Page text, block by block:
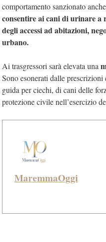
comportamento sanzionato
consentire ai cani di urinare a
degli accessi ad abitazioni,
urbano.
Ai trasgressori sarà elevata una
Sono esonerati dalle
guida per ciechi, di cani delle
protezione civile nell’esercizio
MaremmaOggi